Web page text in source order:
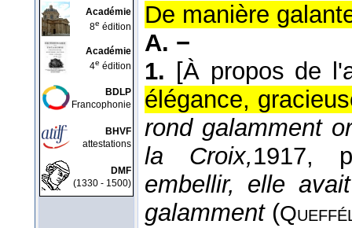
Académie
8e édition
Académie
4e édition
BDLP
Francophonie
BHVF
attestations
DMF
(1330 - 1500)
De manière
A. −
1. [À propos de
élégance,
rond galamment
la Croix,1917,
embellir, elle
galamment (